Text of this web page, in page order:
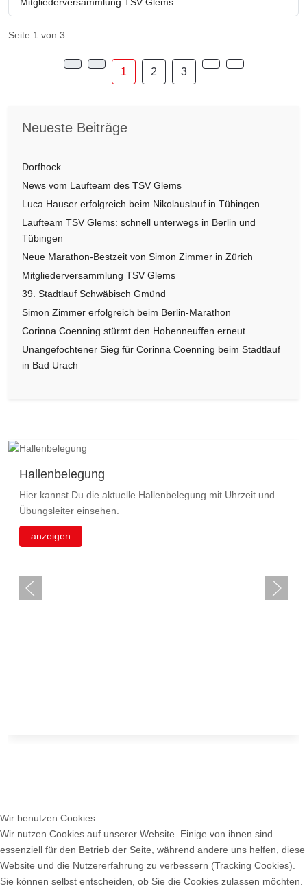
Mitgliederversammlung TSV Glems
Seite 1 von 3
1 2 3
Neueste Beiträge
Dorfhock
News vom Laufteam des TSV Glems
Luca Hauser erfolgreich beim Nikolauslauf in Tübingen
Laufteam TSV Glems: schnell unterwegs in Berlin und
Tübingen
Neue Marathon-Bestzeit von Simon Zimmer in Zürich
Mitgliederversammlung TSV Glems
39. Stadtlauf Schwäbisch Gmünd
Simon Zimmer erfolgreich beim Berlin-Marathon
Corinna Coenning stürmt den Hohenneuffen erneut
Unangefochtener Sieg für Corinna Coenning beim Stadtlauf
in Bad Urach
Hallenbelegung
Hier kannst Du die aktuelle Hallenbelegung mit Uhrzeit und
Übungsleiter einsehen.
anzeigen
1906
Die Fahnenweihe fand am 01. Juli 1906 statt
Wir benutzen Cookies
Wir nutzen Cookies auf unserer Website. Einige von ihnen sind
essenziell für den Betrieb der Seite, während andere uns helfen, diese
Website und die Nutzererfahrung zu verbessern (Tracking Cookies).
Sie können selbst entscheiden, ob Sie die Cookies zulassen möchten.